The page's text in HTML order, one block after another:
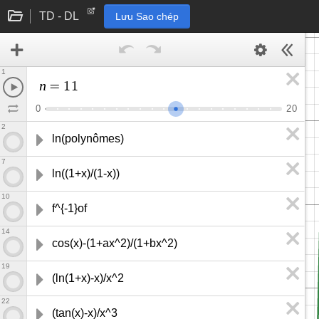
TD - DL Lưu Sao chép
n = 11
0 20
1
ln(polynômes)
2
ln((1+x)/(1-x))
7
f^{-1}of
10
cos(x)-(1+ax^2)/(1+bx^2)
14
(ln(1+x)-x)/x^2
19
(tan(x)-x)/x^3
22